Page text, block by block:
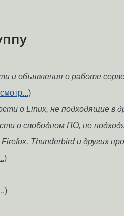
и объявления о работе
)
о Linux, не подходящие в
о свободном ПО, не
Thunderbird и других
)
)